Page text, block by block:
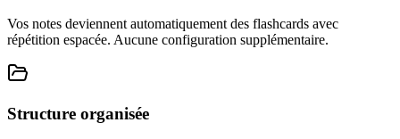
Vos notes deviennent automatiquement des flashcards avec
répétition espacée. Aucune configuration supplémentaire.
Structure organisée